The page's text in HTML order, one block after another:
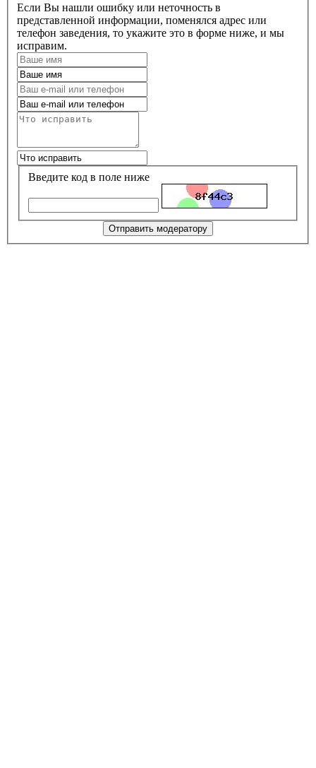
Если Вы нашли ошибку или неточность в
представленной информации, поменялся адрес или
телефон заведения, то укажите это в форме ниже, и мы
исправим.
Введите код в поле ниже
Отправить модератору